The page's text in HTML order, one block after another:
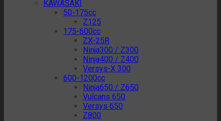
KAWASAKI
50-175cc
Z125
175-600cc
ZX-25R
Ninja300 / Z300
Ninja400 / Z400
Versys-X 300
600-1200cc
Ninja650 / Z650
Vulcans 650
Versys 650
Z800